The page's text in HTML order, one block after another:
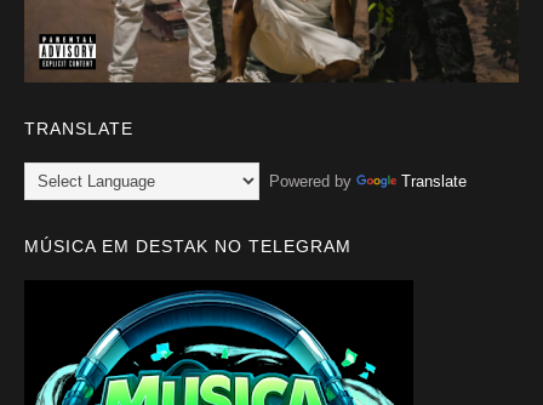
TRANSLATE
Powered by Translate
MÚSICA EM DESTAK NO TELEGRAM